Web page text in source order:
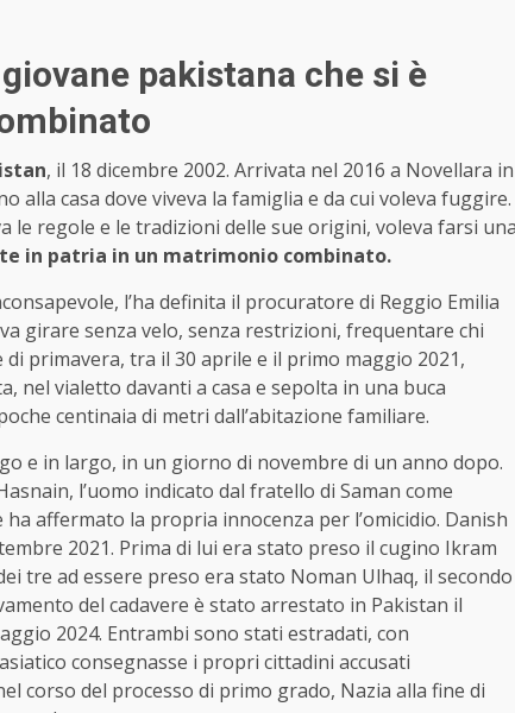
pakistana che si è
, il 18 dicembre 2002. Arrivata nel 2016 a Novellara in
alla casa dove viveva la famiglia e da cui voleva fuggire.
le regole e le tradizioni delle sue origini, voleva farsi
in patria in un matrimonio combinato.
l’ha definita il procuratore di Reggio Emilia
girare senza velo, senza restrizioni, frequentare chi
primavera, tra il 30 aprile e il primo maggio 2021,
nel vialetto davanti a casa e sepolta in una buca
centinaia di metri dall’abitazione familiare.
e in largo, in un giorno di novembre di un anno dopo.
l’uomo indicato dal fratello di Saman come
affermato la propria innocenza per l’omicidio. Danish
2021. Prima di lui era stato preso il cugino Ikram
tre ad essere preso era stato Noman Ulhaq, il secondo
del cadavere è stato arrestato in Pakistan il
2024. Entrambi sono stati estradati, con
consegnasse i propri cittadini accusati
corso del processo di primo grado, Nazia alla fine di